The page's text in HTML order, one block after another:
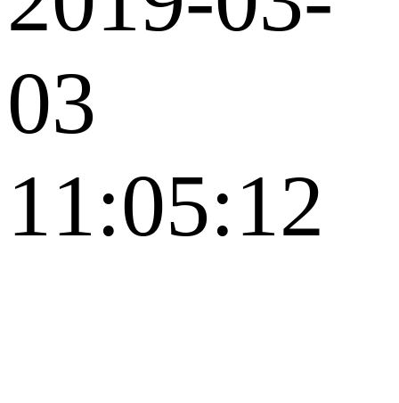
03
11:05:12